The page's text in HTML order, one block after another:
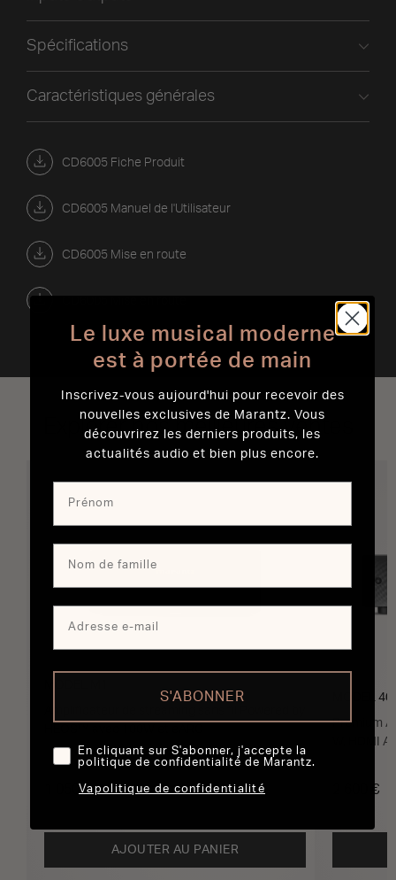
CD6005 Fiche Produit
CD6005 Manuel de l'Utilisateur
CD6005 Mise en route
Spécifications
Caractéristiques générales
Explorer nos meilleures ventes
1 050 €
AJOUTER AU PANIER
MODEL
Premium
W, HDMI
2 600 €
Le luxe musical moderne
est à portée de main
Inscrivez-vous aujourd'hui pour recevoir des
nouvelles exclusives de Marantz. Vous
découvrirez les derniers produits, les
actualités audio et bien plus encore.
S'ABONNER
En cliquant sur S'abonner, j'accepte la
politique de confidentialité de Marantz.
Vapolitique de confidentialité